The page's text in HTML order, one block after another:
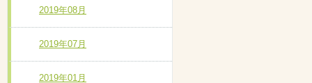
2019年08月
2019年07月
2019年01月